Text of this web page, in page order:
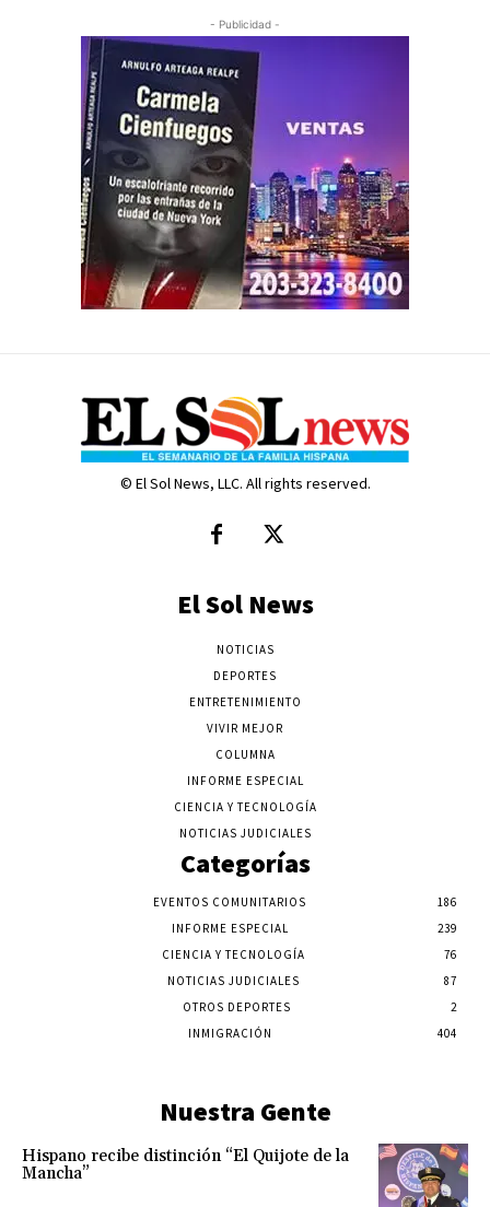
- Publicidad -
© El Sol News, LLC. All rights reserved.
El Sol News
NOTICIAS
DEPORTES
ENTRETENIMIENTO
VIVIR MEJOR
COLUMNA
INFORME ESPECIAL
CIENCIA Y TECNOLOGÍA
NOTICIAS JUDICIALES
Categorías
EVENTOS COMUNITARIOS
186
INFORME ESPECIAL
239
CIENCIA Y TECNOLOGÍA
76
NOTICIAS JUDICIALES
87
OTROS DEPORTES
2
INMIGRACIÓN
404
Nuestra Gente
Hispano recibe distinción “El Quijote de la
Mancha”